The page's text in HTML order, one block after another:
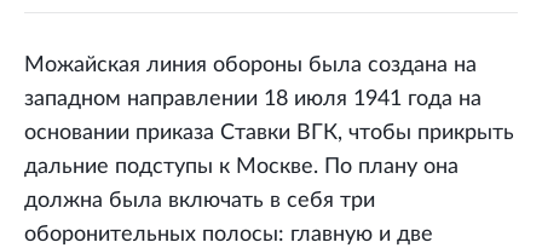
Можайская линия обороны была создана на
западном направлении 18 июля 1941 года на
основании приказа Ставки ВГК, чтобы прикрыть
дальние подступы к Москве. По плану она
должна была включать в себя три
оборонительных полосы: главную и две